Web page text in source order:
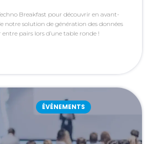
Breakfast pour découvrir en avant-
notre solution de génération des données
pairs lors d’une table ronde !
ÉVÉNEMENTS